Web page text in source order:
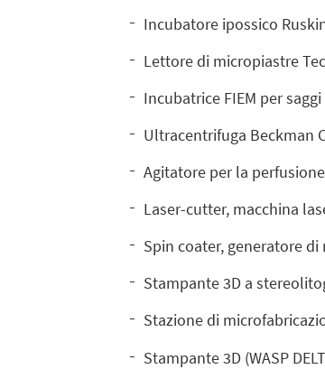
Incubatore ipossico
Lettore di micropiastre
Incubatrice FIEM per
Ultracentrifuga Beckman
Agitatore per la
Laser-cutter, macchina
Spin coater, generatore di
Stampante 3D a
Stazione di
Stampante 3D (WASP